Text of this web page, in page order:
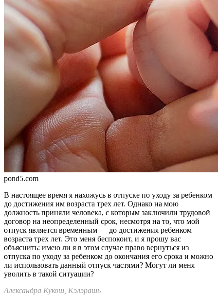
pond5.com
В настоящее время я нахожусь в отпуске по уходу за ребен­ком
до достижения им возраста трех лет. Однако на мою
должность приняли человека, с которым заключили трудо­вой
договор на неопределенный срок, несмотря на то, что мой
отпуск является временным — до достижения ребен­ком
возраста трех лет. Это меня беспокоит, и я прошу вас
объяснить: имею ли я в этом случае право вернуться из
отпуска по уходу за ребенком до окончания его срока и мож­но
ли использовать данный отпуск частями? Могут ли меня
уволить в такой ситуации?
Александра Кукош, Кэлэрашь